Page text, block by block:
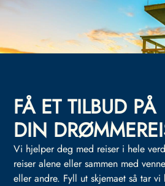
FÅ ET TILBUD PÅ
DIN
Vi hjelper deg med reiser i hele
reiser alene eller sammen med
eller andre. Fyll ut skjemaet så tar vi